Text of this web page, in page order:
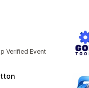
Verified Event